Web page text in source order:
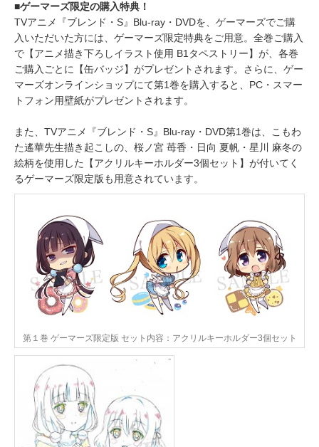
■ゲーマーズ限定の購入特典！
TVアニメ『ブレンド・S』Blu-ray・DVDを、ゲーマーズでご購
入いただいた方には、ゲーマーズ限定特典をご用意。全巻ご購入
で【アニメ描き下ろしイラスト使用 B1タペストリー】が、各巻
ご購入ごとに【缶バッジ】がプレゼントされます。さらに、ゲー
マーズオンラインショップにて第1巻を購入すると、PC・スマー
トフォン用壁紙がプレゼントされます。
また、TVアニメ『ブレンド・S』Blu-ray・DVD第1巻は、こもわ
た遙華先生描き起こしの、桜ノ宮 苺香・日向 夏帆・星川 麻冬の
絵柄を使用した【アクリルキーホルダー3個セット】が付いてく
るゲーマーズ限定版も用意されています。
第１巻 ゲーマーズ限定版 セット内容：アクリルキーホルダー3個セット